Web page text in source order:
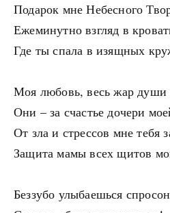
Подарок мне Небесного
Ежеминутно взгляд в
Где ты спала в изящных
Моя любовь, весь жар души
Они – за счастье дочери
От зла и стрессов мне тебя
Защита мамы всех щитов
Беззубо улыбаешься